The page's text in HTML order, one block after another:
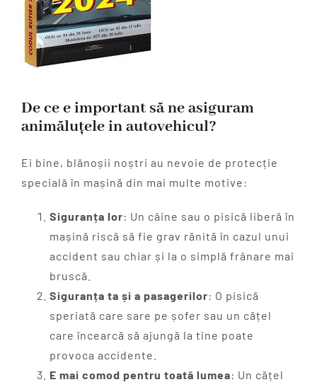
De ce e important să ne asiguram
animăluțele in autovehicul?
Ei bine, blănoșii noștri au nevoie de protecție
specială în mașină din mai multe motive:
Siguranța lor: Un câine sau o pisică liberă în
mașină riscă să fie grav rănită în cazul unui
accident sau chiar și la o simplă frânare mai
bruscă.
Siguranța ta și a pasagerilor: O pisică
speriată care sare pe șofer sau un cățel
care încearcă să ajungă la tine poate
provoca accidente.
E mai comod pentru toată lumea: Un cățel